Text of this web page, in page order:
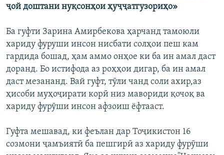
ҷой доштани нуқсонҳои ҳуҷҷатгузориҳо»
Ба гуфти Зарина Амирбекова ҳарчанд тамоюли
хариду фуруши инсон нисбати солҳои пеш кам
гардида бошад, ҳам аммо онҳое ки ба ин амал даст
доранд. Бо истифода аз роҳҳои дигар, ба ин амал
даст мезананд. Вай гуфт, тӯли чанд соли ахир,аз
ҳисоби муҳоҷирати корӣ низ мавориди қочоқ ва
хариду фурӯши инсон афзоиш ёфтааст.
Гуфта мешавад, ки феълан дар Тоҷикистон 16
созмони ҷамъиятӣ ба пешгирӣ аз хариду фурӯши